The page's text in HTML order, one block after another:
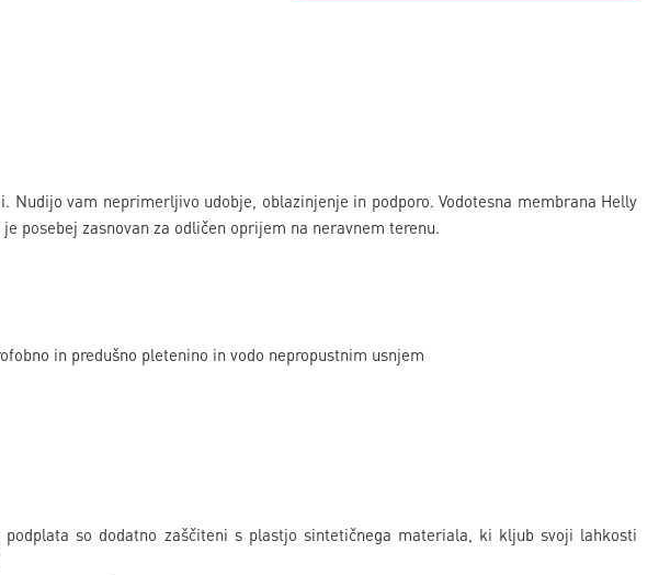
Nudijo vam neprimerljivo udobje, oblazinjenje in podporo. Vodotesna membrana Helly
posebej zasnovan za odličen oprijem na neravnem terenu.
in predušno pletenino in vodo nepropustnim usnjem
so dodatno zaščiteni s plastjo sintetičnega materiala, ki kljub svoji lahkosti